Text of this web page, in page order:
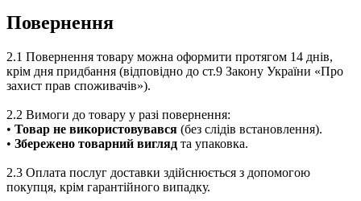
Повернення
2.1 Повернення товару можна оформити протягом 14 днів,
крім дня придбання (відповідно до ст.9 Закону України «Про
захист прав споживачів»).
2.2 Вимоги до товару у разі повернення:
• Товар не використовувався (без слідів встановлення).
• Збережено товарний вигляд та упаковка.
2.3 Оплата послуг доставки здійснюється з допомогою
покупця, крім гарантійного випадку.